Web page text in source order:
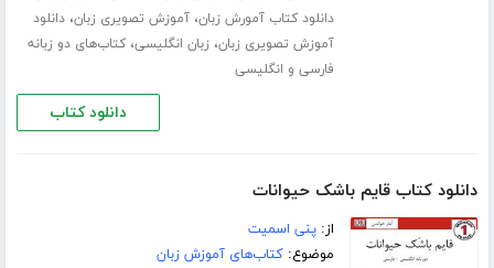
دانلود کتاب آمورش زبان،آموزش تصویری زبان،دانلود
آموزش تصویری زبان، زبان انگلیسی،کتاب‌های دو زبانه
فارسی و انگلیسی
دانلود کتاب
دانلود کتاب قایم باشک حیوانات
از:پنی اسمیت
موضوع:کتاب‌های آموزش زبان